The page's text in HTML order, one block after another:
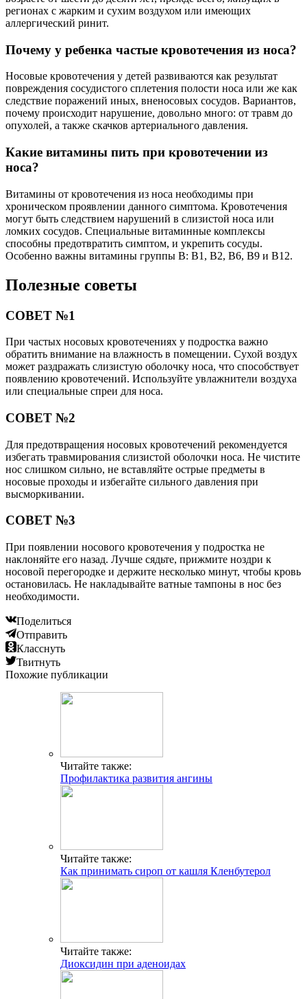
регионах с жарким и сухим воздухом или имеющих
аллергический ринит.
Почему у ребенка частые кровотечения из носа?
Носовые кровотечения у детей развиваются как результат
повреждения сосудистого сплетения полости носа или же как
следствие поражений иных, вненосовых сосудов. Вариантов,
почему происходит нарушение, довольно много: от травм до
опухолей, а также скачков артериального давления.
Какие витамины пить при кровотечении из
носа?
Витамины от кровотечения из носа необходимы при
хроническом проявлении данного симптома. Кровотечения
могут быть следствием нарушений в слизистой носа или
ломких сосудов. Специальные витаминные комплексы
способны предотвратить симптом, и укрепить сосуды.
Особенно важны витамины группы В: В1, В2, В6, В9 и В12.
Полезные советы
СОВЕТ №1
При частых носовых кровотечениях у подростка важно
обратить внимание на влажность в помещении. Сухой воздух
может раздражать слизистую оболочку носа, что способствует
появлению кровотечений. Используйте увлажнители воздуха
или специальные спреи для носа.
СОВЕТ №2
Для предотвращения носовых кровотечений рекомендуется
избегать травмирования слизистой оболочки носа. Не чистите
нос слишком сильно, не вставляйте острые предметы в
носовые проходы и избегайте сильного давления при
высморкивании.
СОВЕТ №3
При появлении носового кровотечения у подростка не
наклоняйте его назад. Лучше сядьте, прижмите ноздри к
носовой перегородке и держите несколько минут, чтобы кровь
остановилась. Не накладывайте ватные тампоны в нос без
необходимости.
Поделиться
Отправить
Класснуть
Твитнуть
Похожие публикации
Читайте также:
Профилактика развития ангины
Читайте также:
Как принимать сироп от кашля Кленбутерол
Читайте также:
Диоксидин при аденоидах